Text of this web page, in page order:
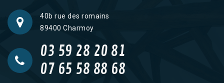
40b rue des romains
89400 Charmoy
03 59 28 20 81
07 65 58 88 68